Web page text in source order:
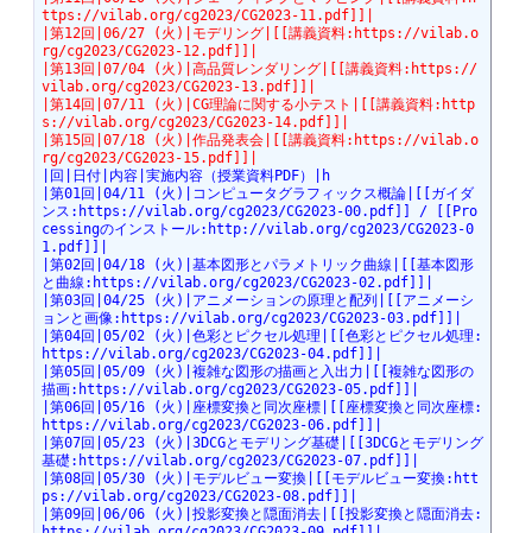
ttps://vilab.org/cg2023/CG2023-11.pdf]]|
|第12回|06/27 (火)|モデリング|[[講義資料:https://vilab.o
rg/cg2023/CG2023-12.pdf]]|
|第13回|07/04 (火)|高品質レンダリング|[[講義資料:https://
vilab.org/cg2023/CG2023-13.pdf]]|
|第14回|07/11 (火)|CG理論に関する小テスト|[[講義資料:http
s://vilab.org/cg2023/CG2023-14.pdf]]|
|第15回|07/18 (火)|作品発表会|[[講義資料:https://vilab.o
rg/cg2023/CG2023-15.pdf]]|
|回|日付|内容|実施内容（授業資料PDF）|h
|第01回|04/11 (火)|コンピュータグラフィックス概論|[[ガイダ
ンス:https://vilab.org/cg2023/CG2023-00.pdf]] / [[Pro
cessingのインストール:http://vilab.org/cg2023/CG2023-0
1.pdf]]|
|第02回|04/18 (火)|基本図形とパラメトリック曲線|[[基本図形
と曲線:https://vilab.org/cg2023/CG2023-02.pdf]]|
|第03回|04/25 (火)|アニメーションの原理と配列|[[アニメーシ
ョンと画像:https://vilab.org/cg2023/CG2023-03.pdf]]|
|第04回|05/02 (火)|色彩とピクセル処理|[[色彩とピクセル処理:
https://vilab.org/cg2023/CG2023-04.pdf]]|
|第05回|05/09 (火)|複雑な図形の描画と入出力|[[複雑な図形の
描画:https://vilab.org/cg2023/CG2023-05.pdf]]|
|第06回|05/16 (火)|座標変換と同次座標|[[座標変換と同次座標:
https://vilab.org/cg2023/CG2023-06.pdf]]|
|第07回|05/23 (火)|3DCGとモデリング基礎|[[3DCGとモデリング
基礎:https://vilab.org/cg2023/CG2023-07.pdf]]|
|第08回|05/30 (火)|モデルビュー変換|[[モデルビュー変換:htt
ps://vilab.org/cg2023/CG2023-08.pdf]]|
|第09回|06/06 (火)|投影変換と隠面消去|[[投影変換と隠面消去: